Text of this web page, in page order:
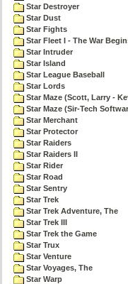
Star Destroyer
Star Dust
Star Fights
Star Fleet I - The War
Star Intruder
Star Island
Star League Baseball
Star Lords
Star Maze (Scott, Larry -
Star Maze (Sir-Tech
Star Merchant
Star Protector
Star Raiders
Star Raiders II
Star Rider
Star Road
Star Sentry
Star Trek
Star Trek Adventure, The
Star Trek III
Star Trek the Game
Star Trux
Star Venture
Star Voyages, The
Star Warp